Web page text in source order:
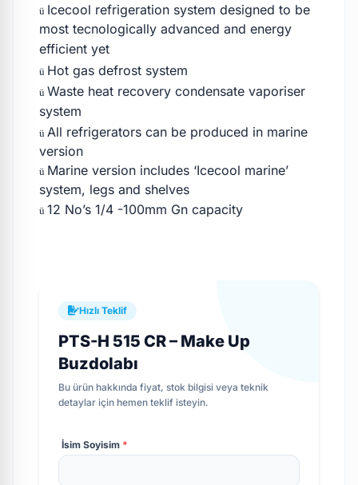
ü Icecool refrigeration system designed to be
most tecnologically advanced and energy
efficient yet
ü Hot gas defrost system
ü Waste heat recovery condensate vaporiser
system
ü All refrigerators can be produced in marine
version
ü Marine version includes ‘Icecool marine’
system, legs and shelves
ü 12 No’s 1/4 -100mm Gn capacity
Hızlı Teklif
PTS-H 515 CR – Make Up
Buzdolabı
Bu ürün hakkında fiyat, stok bilgisi veya teknik
detaylar için hemen teklif isteyin.
İsim Soyisim *